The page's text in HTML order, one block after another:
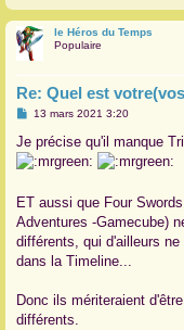
le Héros du Temps
Populaire
Re: Quel est
M
s
s
a
13 mars 2021 3:20
Je précise qu'il manque
ET aussi que Four
Adventures -Gamecube)
différents, qui d'ailleurs
dans la Timeline...
Donc ils mériteraient
différents.